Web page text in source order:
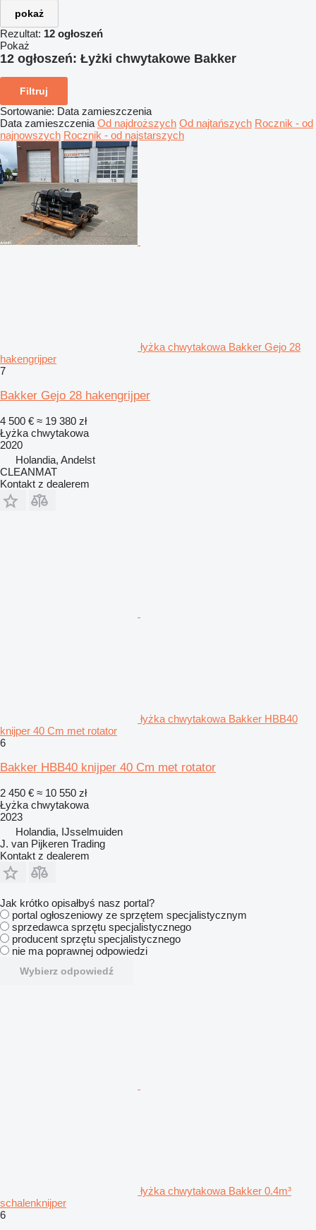
pokaż
Rezultat: 12 ogłoszeń
Pokaż
12 ogłoszeń: Łyżki chwytakowe Bakker
Filtruj
Sortowanie: Data zamieszczenia
Data zamieszczenia Od najdroższych Od najtańszych Rocznik - od
najnowszych Rocznik - od najstarszych
łyżka chwytakowa Bakker Gejo 28
hakengrijper
7
Bakker Gejo 28 hakengrijper
4 500 € ≈ 19 380 zł
Łyżka chwytakowa
2020
Holandia, Andelst
CLEANMAT
Kontakt z dealerem
łyżka chwytakowa Bakker HBB40
knijper 40 Cm met rotator
6
Bakker HBB40 knijper 40 Cm met rotator
2 450 € ≈ 10 550 zł
Łyżka chwytakowa
2023
Holandia, IJsselmuiden
J. van Pijkeren Trading
Kontakt z dealerem
Jak krótko opisałbyś nasz portal?
portal ogłoszeniowy ze sprzętem specjalistycznym
sprzedawca sprzętu specjalistycznego
producent sprzętu specjalistycznego
nie ma poprawnej odpowiedzi
Wybierz odpowiedź
łyżka chwytakowa Bakker 0.4m³
schalenknijper
6